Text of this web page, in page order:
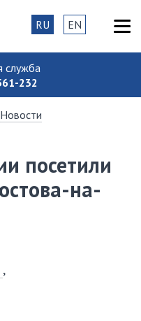
служба
232
RU EN
Новости
посетили
на-